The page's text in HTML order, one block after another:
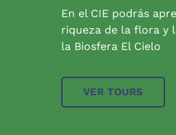
En el CIE podrás
riqueza de la flora y
la Biosfera El Cielo
VER TOURS